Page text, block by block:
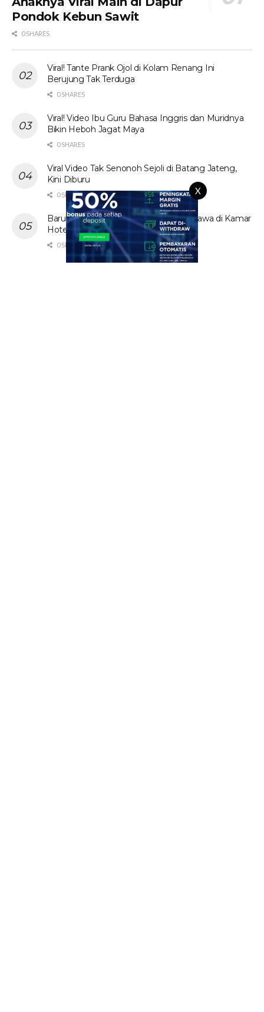
X
Pondok Kebun Sawit
0 SHARES
Viral! Tante Prank Ojol di Kolam Renang Ini
Berujung Tak Terduga
0 SHARES
Viral! Video Ibu Guru Bahasa Inggris dan Muridnya
Bikin Heboh Jagat Maya
0 SHARES
Viral Video Tak Senonoh Sejoli di Batang Jateng,
Kini Diburu
0 SHARES
Baru! Video Cewek Jilbab Cantik Asal Jawa di Kamar
Hotel Hebohkan Media Sosial
0 SHARES